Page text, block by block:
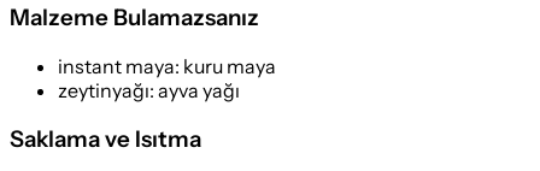
Malzeme Bulamazsanız
instant maya: kuru maya
zeytinyağı: ayva yağı
Saklama ve Isıtma